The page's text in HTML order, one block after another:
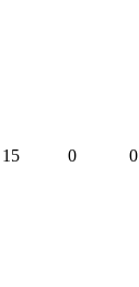
15 0 0